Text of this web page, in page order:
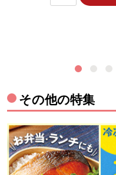
その他の特集